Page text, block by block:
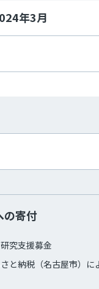
年3月
の寄付
究支援募金
と納税（名古屋市）に